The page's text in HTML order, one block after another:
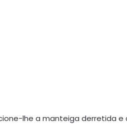
lhe a manteiga derretida e